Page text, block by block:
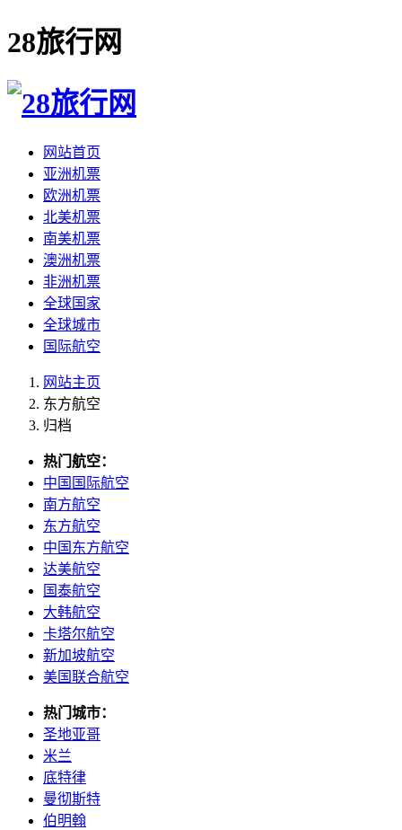
28旅行网
网站首页
亚洲机票
欧洲机票
北美机票
南美机票
澳洲机票
非洲机票
全球国家
全球城市
国际航空
网站主页
东方航空
归档
热门航空：
中国国际航空
南方航空
东方航空
中国东方航空
达美航空
国泰航空
大韩航空
卡塔尔航空
新加坡航空
美国联合航空
热门城市：
圣地亚哥
米兰
底特律
曼彻斯特
伯明翰